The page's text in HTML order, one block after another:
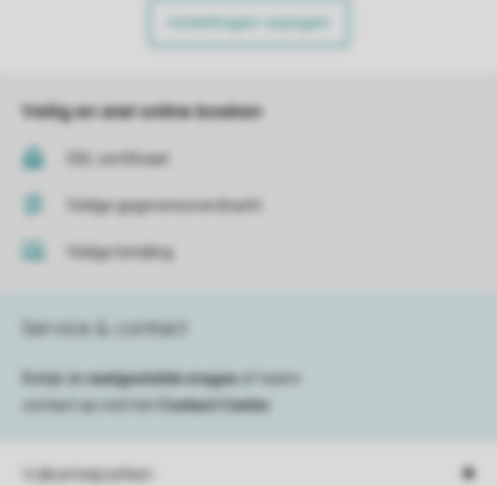
Instellingen wijzigen
Veilig en snel online boeken
SSL certificaat
Veilige gegevensoverdracht
Veilige betaling
Vakantieparken
Service & contact
Bekijk de veelgestelde vragen
of neem
contact op met het
Contact Center